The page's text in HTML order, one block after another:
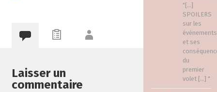
"[…]
SPOILERS
sur les
événements
et ses
du
premier
volet […] "
Laisser un
commentaire